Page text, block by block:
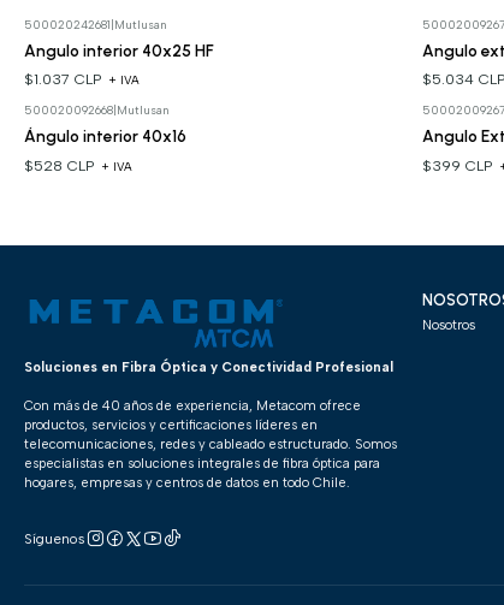
500020242681 Mutlusan
Angulo interior 40x25 HF
$1.037 CLP + IVA
Angulo
$5.034 CLP
500020092668| Mutlusan
Ángulo interior 40x16
$528 CLP + IVA
Angulo
$399 CLP
Soluciones en Fibra Óptica y Conectividad Profesional
Con más de 40 años de experiencia, Metacom ofrece
productos, servicios y certificaciones líderes en
telecomunicaciones, redes y cableado estructurado. Somos
especialistas en soluciones integrales de fibra óptica para
hogares, empresas y centros de datos en todo Chile.
Síguenos
Nosotros